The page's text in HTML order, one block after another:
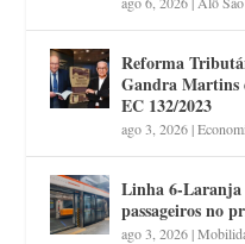
Reforma
Gandra Martins
EC 132/2023
ago 3, 2026|
Linha 6-Laranja
passageiros no
ago 3, 2026|